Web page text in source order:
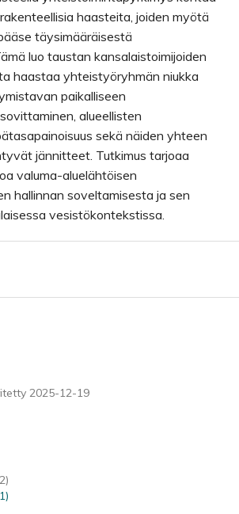
haasteita, joiden myötä
täysimääräisestä
luo taustan kansalaistoimijoiden
haastaa yhteistyöryhmän niukka
paikalliseen
alueellisten
sekä näiden yhteen
jännitteet. Tutkimus tarjoaa
valuma-aluelähtöisen
hallinnan soveltamisesta ja sen
vesistökontekstissa.
2025-12-19